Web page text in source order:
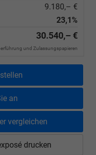
9.180,– €
23,1%
30.540,– €
und Zulassungspapieren
an
vergleichen
drucken